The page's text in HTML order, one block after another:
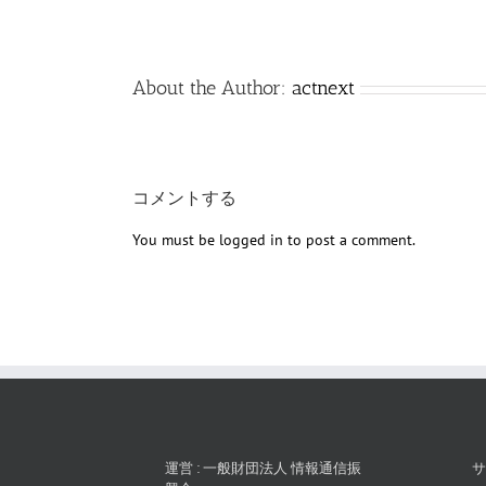
About the Author: actnext
コメントする
You must be logged in to post a comment.
運営 : 一般財団法人 情報通信振